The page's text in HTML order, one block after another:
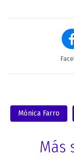
Mónica Farro
Más